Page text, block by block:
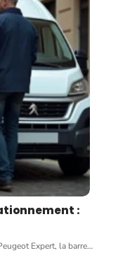
:
Expert, la barre…